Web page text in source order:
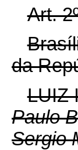
Art.
da
LUIZ
Paulo
Sergio